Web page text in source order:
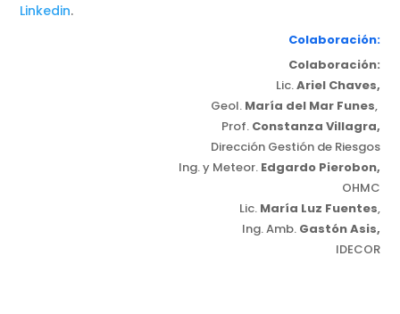
Linkedin.
Colaboración:
Colaboración:
Lic.Ariel Chaves,
Geol. María del Mar Funes,
Prof. Constanza Villagra,
Dirección Gestión de Riesgos
Ing. y Meteor. Edgardo Pierobon,
OHMC
Lic. María Luz Fuentes,
Ing. Amb. Gastón Asis,
IDECOR